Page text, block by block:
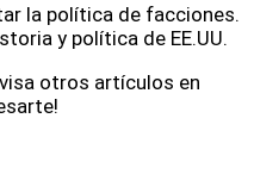
la política de facciones.
y política de EE.UU.
otros artículos en